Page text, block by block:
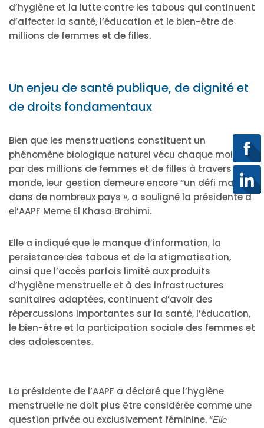
d’hygiène et la lutte contre les tabous qui continuent
d’affecter la santé, l’éducation et le bien-être de
millions de femmes et de filles.
Un enjeu de santé publique, de dignité et
de droits fondamentaux
Bien que les menstruations constituent un
phénomène biologique naturel vécu chaque mois
par des millions de femmes et de filles à travers le
monde, leur gestion demeure encore “un défi majeur
dans de nombreux pays », a souligné la présidente d
el’AAPF Meme El Khasa Brahimi.
Elle a indiqué que le manque d’information, la
persistance des tabous et de la stigmatisation,
ainsi que l’accès parfois limité aux produits
d’hygiène menstruelle et à des infrastructures
sanitaires adaptées, continuent d’avoir des
répercussions importantes sur la santé, l’éducation,
le bien-être et la participation sociale des femmes et
des adolescentes.
La présidente de l’AAPF a déclaré que l’hygiène
menstruelle ne doit plus être considérée comme une
question privée ou exclusivement féminine. “Elle